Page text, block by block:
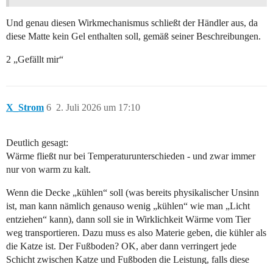
Und genau diesen Wirkmechanismus schließt der Händler aus, da
diese Matte kein Gel enthalten soll, gemäß seiner Beschreibungen.
2 „Gefällt mir“
X_Strom 2. Juli 2026 um 17:10
6
Deutlich gesagt:
Wärme fließt nur bei Temperaturunterschieden - und zwar immer
nur von warm zu kalt.
Wenn die Decke „kühlen“ soll (was bereits physikalischer Unsinn
ist, man kann nämlich genauso wenig „kühlen“ wie man „Licht
entziehen“ kann), dann soll sie in Wirklichkeit Wärme vom Tier
weg transportieren. Dazu muss es also Materie geben, die kühler als
die Katze ist. Der Fußboden? OK, aber dann verringert jede
Schicht zwischen Katze und Fußboden die Leistung, falls diese